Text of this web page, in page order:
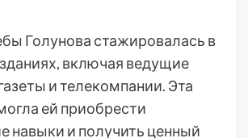
Голунова стажировалась в
включая ведущие
и телекомпании. Эта
ей приобрести
навыки и получить ценный